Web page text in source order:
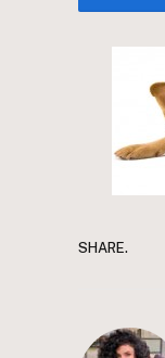
SHARE.